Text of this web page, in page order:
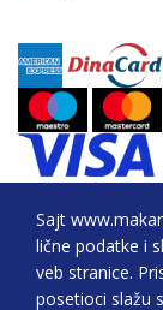
Sajt
lične podatke i
veb stranice.
posetioci slažu
2026. All
BEOGRAD